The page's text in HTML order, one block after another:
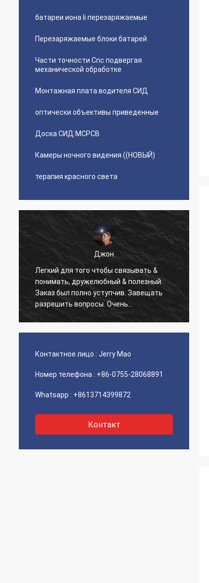
батареи иона li перезаряжаемые
Перезаряжаемые блоки батарей
Части точности Cnc подвергая
механической обработке
Монтажная плата водителя СИД
оптически объективы приведенные
Доска СИД MCPCB
Камеры ночного видения ((НОВЫЙ)
терапия красного света
Джон
Легкий для того чтобы связывать &
понимать, дружелюбный & полезный.
Заказ был полно уступчив. Завещать
разрешить вопросы. Очень
профессиональный и идеальный
порекомендуйте!!
Контактное лицо : Jerry Mao
Номер телефона : +86-0755-28068891
Whatsapp : +8613714399872
Контакт